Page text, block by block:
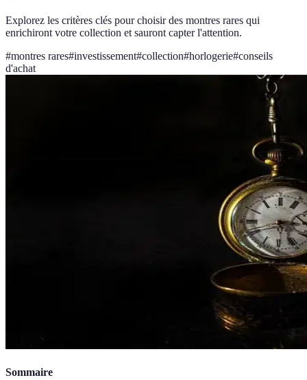
Explorez les critères clés pour choisir des montres rares qui
enrichiront votre collection et sauront capter l'attention.
#montres rares#investissement#collection#horlogerie#conseils
d'achat
Sommaire